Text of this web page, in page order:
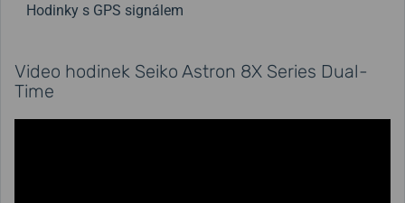
Hodinky s GPS signálem
Video hodinek Seiko Astron 8X Series Dual-
Time